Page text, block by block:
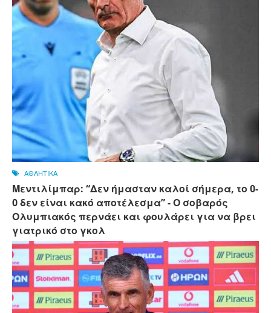
ΑΘΛΗΤΙΚΑ
Μεντιλίμπαρ: “Δεν ήμασταν καλοί σήμερα, το 0-
0 δεν είναι κακό αποτέλεσμα” - Ο σοβαρός
Ολυμπιακός περνάει και φουλάρει για να βρει
γιατρικό στο γκολ